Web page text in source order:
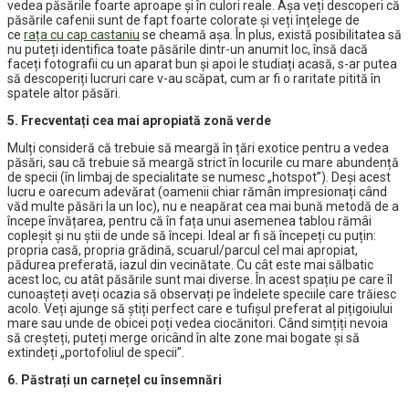
vedea păsările foarte aproape și în culori reale. Așa veți descoperi că
păsările cafenii sunt de fapt foarte colorate și veți înțelege de
ce rața cu cap castaniu se cheamă așa. În plus, există posibilitatea să
nu puteți identifica toate păsările dintr-un anumit loc, însă dacă
faceți fotografii cu un aparat bun și apoi le studiați acasă, s-ar putea
să descoperiți lucruri care v-au scăpat, cum ar fi o raritate pitită în
spatele altor păsări.
5. Frecventați cea mai apropiată zonă verde
Mulți consideră că trebuie să meargă în țări exotice pentru a vedea
păsări, sau că trebuie să meargă strict în locurile cu mare abundență
de specii (în limbaj de specialitate se numesc „hotspot”). Deși acest
lucru e oarecum adevărat (oamenii chiar rămân impresionați când
văd multe păsări la un loc), nu e neapărat cea mai bună metodă de a
începe învățarea, pentru că în fața unui asemenea tablou rămâi
copleșit și nu știi de unde să începi. Ideal ar fi să începeți cu puțin:
propria casă, propria grădină, scuarul/parcul cel mai apropiat,
pădurea preferată, iazul din vecinătate. Cu cât este mai sălbatic
acest loc, cu atât păsările sunt mai diverse. În acest spațiu pe care îl
cunoașteți aveți ocazia să observați pe îndelete speciile care trăiesc
acolo. Veți ajunge să știți perfect care e tufișul preferat al pițigoiului
mare sau unde de obicei poți vedea ciocănitori. Când simțiți nevoia
să creșteți, puteți merge oricând în alte zone mai bogate și să
extindeți „portofoliul de specii”.
6. Păstrați un carnețel cu însemnări